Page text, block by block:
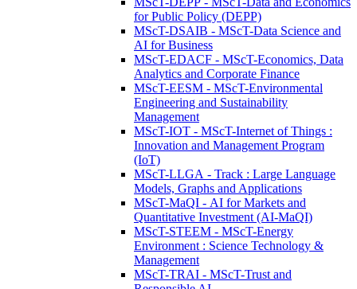
for Public Policy (DEPP)
MScT-DSAIB - MScT-Data Science and
AI for Business
MScT-EDACF - MScT-Economics, Data
Analytics and Corporate Finance
MScT-EESM - MScT-Environmental
Engineering and Sustainability
Management
MScT-IOT - MScT-Internet of Things :
Innovation and Management Program
(IoT)
MScT-LLGA - Track : Large Language
Models, Graphs and Applications
MScT-MaQI - AI for Markets and
Quantitative Investment (AI-MaQI)
MScT-STEEM - MScT-Energy
Environment : Science Technology &
Management
MScT-TRAI - MScT-Trust and